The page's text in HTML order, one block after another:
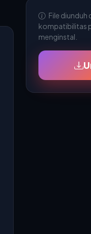
File diunduh
kompatibilitas
menginstal.